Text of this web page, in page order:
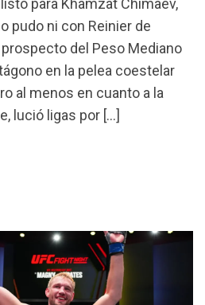
para Khamzat Chimaev,
pudo ni con Reinier de
prospecto del Peso Mediano
en la pelea coestelar
al menos en cuanto a la
lució ligas por […]